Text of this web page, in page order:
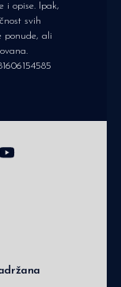
i opise. Ipak,
svih
ponude, ali